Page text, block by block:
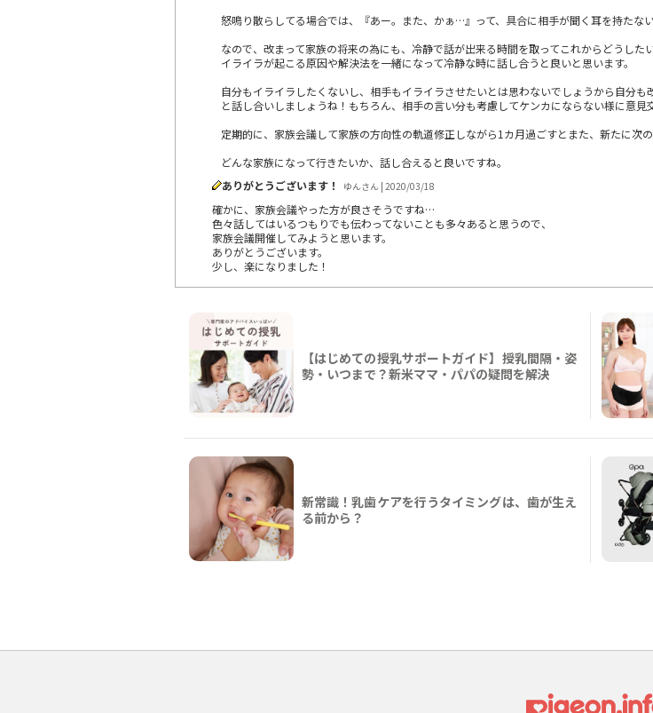
怒鳴り散らしてる場合では、『あー。また、かぁ…』って、具合に相手が聞く耳を持たな
なので、改まって家族の将来の為にも、冷静で話が出来る時間を取ってこれからどうし
イライラが起こる原因や解決法を一緒になって冷静な時に話し合うと良いと思います。
自分もイライラしたくないし、相手もイライラさせたいとは思わないでしょうから自分
と話し合いしましょうね！もちろん、相手の言い分も考慮してケンカにならない様に意
定期的に、家族会議して家族の方向性の軌道修正しながら1カ月過ごすとまた、新たに次
どんな家族になって行きたいか、話し合えると良いですね。
ありがとうございます！
ゆんさん | 2020/03/18
確かに、家族会議やった方が良さそうですね…
色々話してはいるつもりでも伝わってないことも多々あると思うので、
家族会議開催してみようと思います。
ありがとうございます。
少し、楽になりました！
【はじめての授乳サポートガイド】授乳間隔・姿
勢・いつまで？新米ママ・パパの疑問を解決
新常識！乳歯ケアを行うタイミングは、歯が生え
る前から？